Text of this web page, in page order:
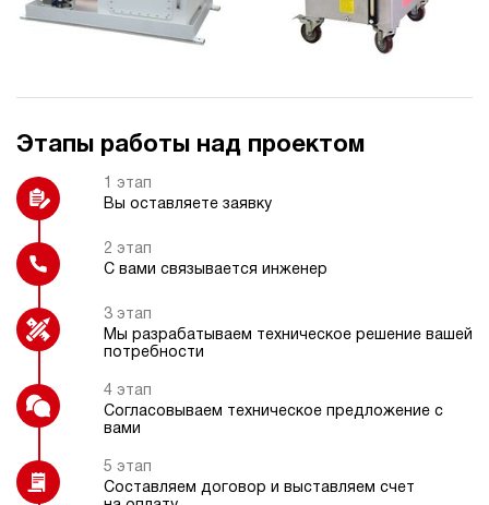
Охладитель рабочей жидкости
Датчик температуры
Этапы работы над проектом
1 этап
Вы оставляете заявку
2 этап
С вами связывается инженер
3 этап
Мы разрабатываем техническое решение вашей
потребности
4 этап
Согласовываем техническое предложение с
вами
5 этап
Составляем договор и выставляем счет